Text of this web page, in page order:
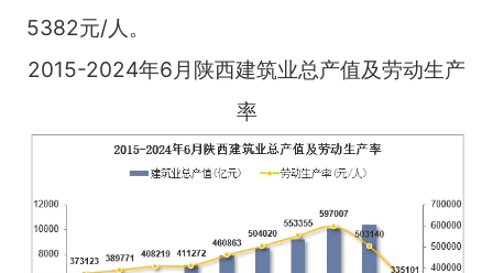
5382元/人。
2015-2024年6月陕西建筑业总产值及劳动生产
率